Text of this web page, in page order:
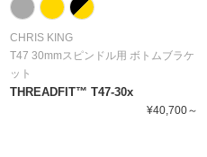
CHRIS KING
T47 30mmスピンドル用 ボトムブラケ
ット
THREADFIT™ T47-30x
¥40,700～